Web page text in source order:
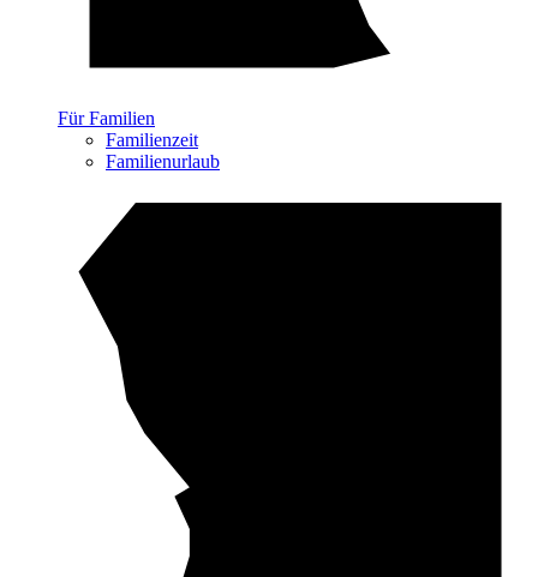
Für Familien
Familienzeit
Familienurlaub